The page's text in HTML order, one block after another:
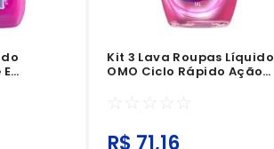
Kit 3 Lava Roupas Líquido
OMO Ciclo Rápido Ação
☆ ☆ ☆ ☆ ☆
R$ 71,16